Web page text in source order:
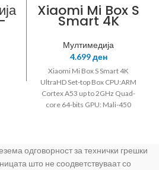
Xiaomi Mi Box S
Smart 4K
UltraHD Set-
top Box
Мултимедија
4.699ден
Xiaomi Mi Box S Smart 4K
UltraHD Set-top Box CPU:ARM
Cortex A53 up to 2GHz Quad-
core 64-bits GPU: Mali-450
одговорност за технички грешки
што не соодветствуваат со